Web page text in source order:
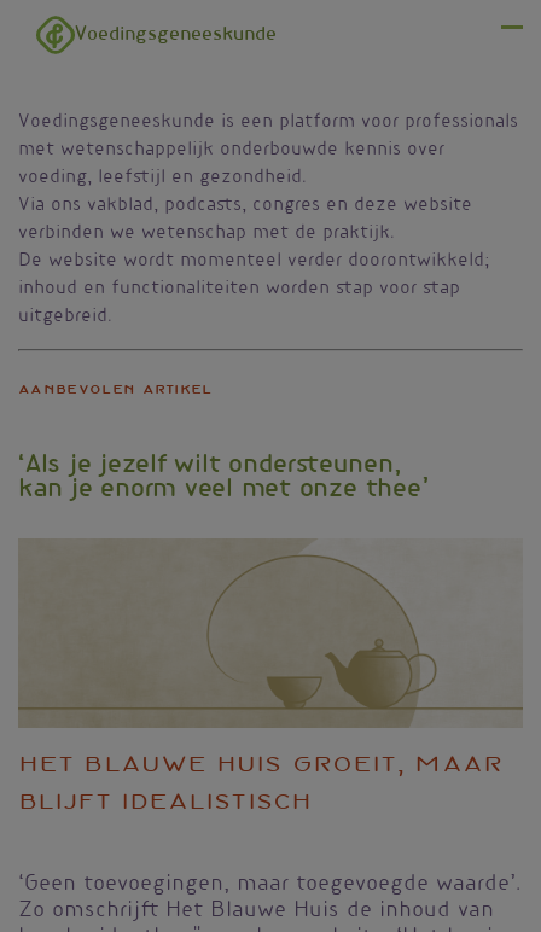
Overslaan en naar de inhoud gaan
Voedingsgeneeskunde
Voedingsgeneeskunde is een platform voor professionals
met wetenschappelijk onderbouwde kennis over
voeding, leefstijl en gezondheid.
Via ons vakblad, podcasts, congres en deze website
verbinden we wetenschap met de praktijk.
De website wordt momenteel verder doorontwikkeld;
inhoud en functionaliteiten worden stap voor stap
uitgebreid.
Aanbevolen artikel
‘Als je jezelf wilt ondersteunen,
kan je enorm veel met onze thee’
Het Blauwe Huis groeit, maar
blijft idealistisch
‘Geen toevoegingen, maar toegevoegde waarde’.
Zo omschrijft Het Blauwe Huis de inhoud van